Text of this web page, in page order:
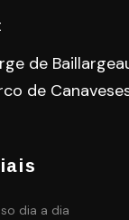
de
de
dia a dia